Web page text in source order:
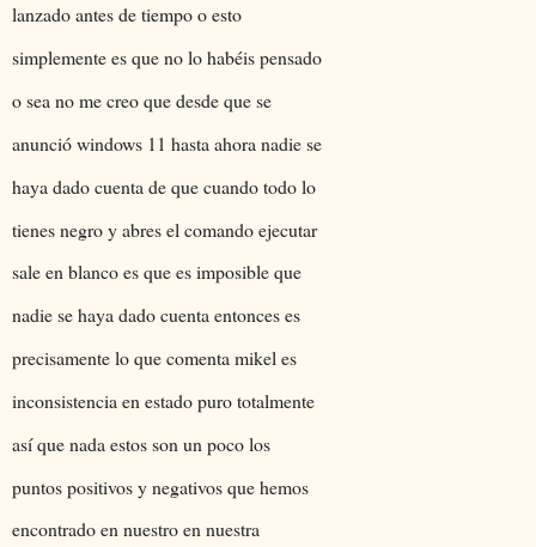
lanzado antes de tiempo o esto
simplemente es que no lo habéis pensado
o sea no me creo que desde que se
anunció windows 11 hasta ahora nadie se
haya dado cuenta de que cuando todo lo
tienes negro y abres el comando ejecutar
sale en blanco es que es imposible que
nadie se haya dado cuenta entonces es
precisamente lo que comenta mikel es
inconsistencia en estado puro totalmente
así que nada estos son un poco los
puntos positivos y negativos que hemos
encontrado en nuestro en nuestra